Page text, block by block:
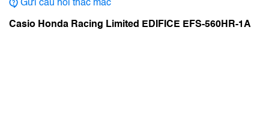
Gửi câu hỏi thắc mắc
Casio Honda Racing Limited EDIFICE EFS-560HR-1A